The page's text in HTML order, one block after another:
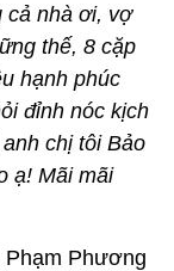
cả nhà ơi, vợ
thế, 8 cặp
hạnh phúc
đỉnh nóc kịch
chị tôi Bảo
ạ! Mãi mãi
Phạm Phương